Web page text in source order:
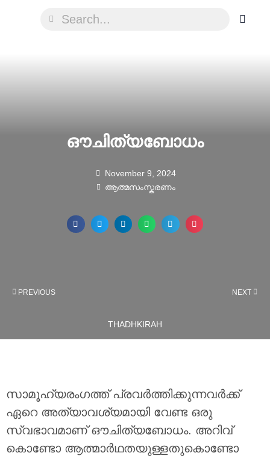
ഔചിത്യബോധം
November 9, 2024
ആത്മസംസ്കരണം
PREVIOUS NEXT
THADHKIRAH
സാമൂഹ്യരംഗത്ത് പ്രവർത്തിക്കുന്നവർക്ക്
ഏറെ അത്യാവശ്യമായി വേണ്ട ഒരു
സ്വഭാവമാണ് ഔചിത്യബോധം. അറിവ്
കൊണ്ടോ ആത്മാർഥതയുള്ളതുകൊണ്ടോ